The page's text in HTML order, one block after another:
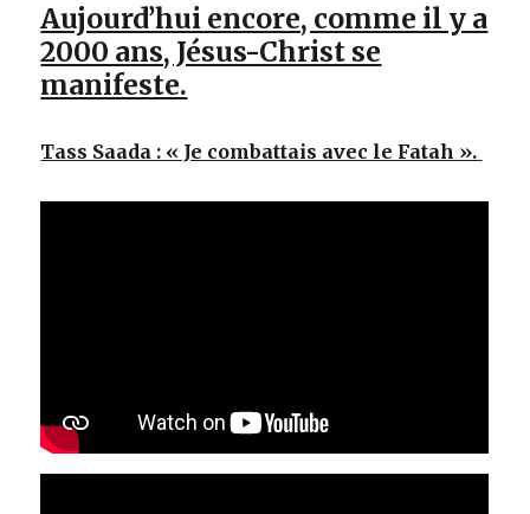
Aujourd’hui encore, comme il y a
2000 ans, Jésus-Christ se
manifeste.
Tass Saada : « Je combattais avec le Fatah ».